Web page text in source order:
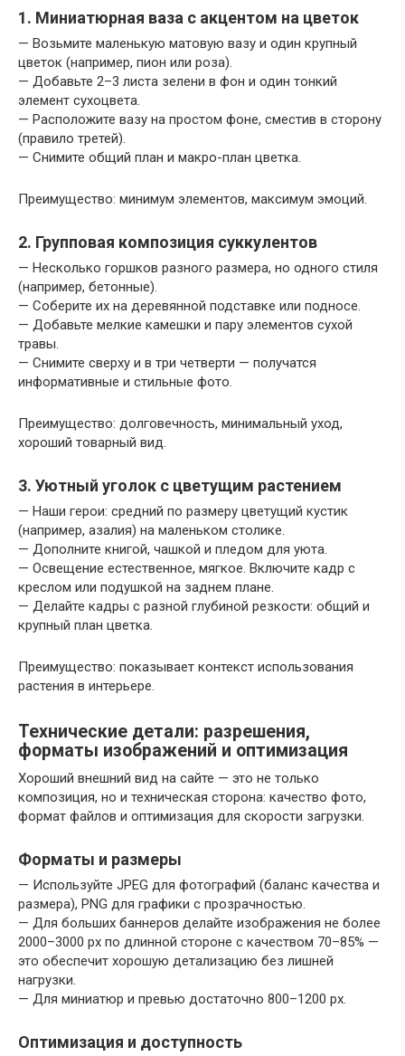
1. Миниатюрная ваза с акцентом на цветок
— Возьмите маленькую матовую вазу и один крупный
цветок (например, пион или роза).
— Добавьте 2–3 листа зелени в фон и один тонкий
элемент сухоцвета.
— Расположите вазу на простом фоне, сместив в сторону
(правило третей).
— Снимите общий план и макро-план цветка.
Преимущество: минимум элементов, максимум эмоций.
2. Групповая композиция суккулентов
— Несколько горшков разного размера, но одного стиля
(например, бетонные).
— Соберите их на деревянной подставке или подносе.
— Добавьте мелкие камешки и пару элементов сухой
травы.
— Снимите сверху и в три четверти — получатся
информативные и стильные фото.
Преимущество: долговечность, минимальный уход,
хороший товарный вид.
3. Уютный уголок с цветущим растением
— Наши герои: средний по размеру цветущий кустик
(например, азалия) на маленьком столике.
— Дополните книгой, чашкой и пледом для уюта.
— Освещение естественное, мягкое. Включите кадр с
креслом или подушкой на заднем плане.
— Делайте кадры с разной глубиной резкости: общий и
крупный план цветка.
Преимущество: показывает контекст использования
растения в интерьере.
Технические детали: разрешения,
форматы изображений и оптимизация
Хороший внешний вид на сайте — это не только
композиция, но и техническая сторона: качество фото,
формат файлов и оптимизация для скорости загрузки.
Форматы и размеры
— Используйте JPEG для фотографий (баланс качества и
размера), PNG для графики с прозрачностью.
— Для больших баннеров делайте изображения не более
2000–3000 px по длинной стороне с качеством 70–85% —
это обеспечит хорошую детализацию без лишней
нагрузки.
— Для миниатюр и превью достаточно 800–1200 px.
Оптимизация и доступность